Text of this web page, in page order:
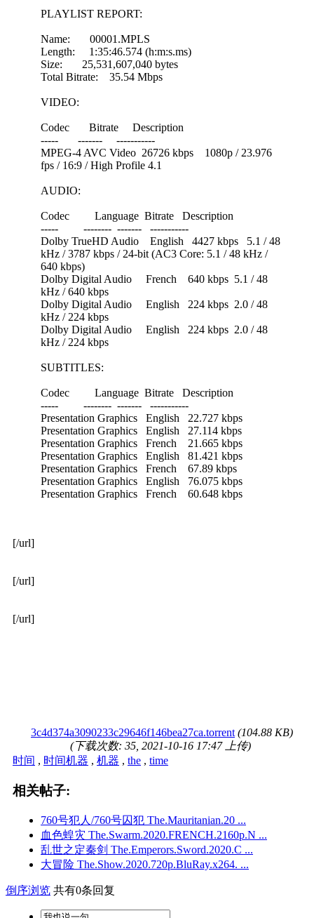
PLAYLIST REPORT:
Name: 00001.MPLS
Length: 1:35:46.574 (h:m:s.ms)
Size: 25,531,607,040 bytes
Total Bitrate: 35.54 Mbps
VIDEO:
Codec Bitrate Description
----- ------- -----------
MPEG-4 AVC Video 26726 kbps 1080p / 23.976
fps / 16:9 / High Profile 4.1
AUDIO:
Codec Language Bitrate Description
----- -------- ------- -----------
Dolby TrueHD Audio English 4427 kbps 5.1 / 48
kHz / 3787 kbps / 24-bit (AC3 Core: 5.1 / 48 kHz /
640 kbps)
Dolby Digital Audio French 640 kbps 5.1 / 48
kHz / 640 kbps
Dolby Digital Audio English 224 kbps 2.0 / 48
kHz / 224 kbps
Dolby Digital Audio English 224 kbps 2.0 / 48
kHz / 224 kbps
SUBTITLES:
Codec Language Bitrate Description
----- -------- ------- -----------
Presentation Graphics English 22.727 kbps
Presentation Graphics English 27.114 kbps
Presentation Graphics French 21.665 kbps
Presentation Graphics English 81.421 kbps
Presentation Graphics French 67.89 kbps
Presentation Graphics English 76.075 kbps
Presentation Graphics French 60.648 kbps
[/url]
[/url]
[/url]
3c4d374a3090233c29646f146bea27ca.torrent (104.88 KB)
(下载次数: 35, 2021-10-16 17:47 上传)
时间 , 时间机器 , 机器 , the , time
相关帖子:
760号犯人/760号囚犯 The.Mauritanian.20 ...
血色蝗灾 The.Swarm.2020.FRENCH.2160p.N ...
乱世之定秦剑 The.Emperors.Sword.2020.C ...
大冒险 The.Show.2020.720p.BluRay.x264. ...
倒序浏览 共有0条回复